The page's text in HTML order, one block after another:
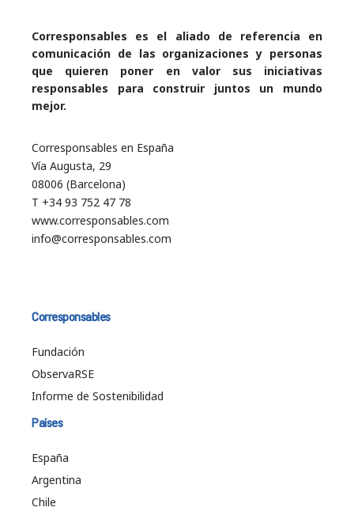
Corresponsables es el aliado de referencia en
comunicación de las organizaciones y personas
que quieren poner en valor sus iniciativas
responsables para construir juntos un mundo
mejor.
Corresponsables en España
Vía Augusta, 29
08006 (Barcelona)
T +34 93 752 47 78
www.corresponsables.com
info@corresponsables.com
Corresponsables
Fundación
ObservaRSE
Informe de Sostenibilidad
Países
España
Argentina
Chile